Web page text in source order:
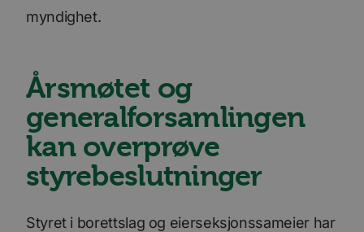
myndighet.
Årsmøtet og
generalforsamlingen
kan overprøve
styrebeslutninger
Styret i borettslag og eierseksjonssameier har